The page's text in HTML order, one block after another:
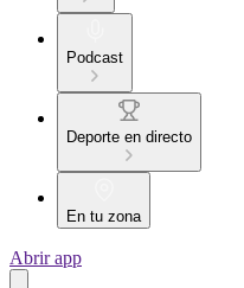
Podcast
Deporte en directo
En tu zona
Abrir app